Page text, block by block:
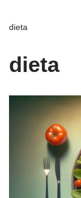
dieta
dieta